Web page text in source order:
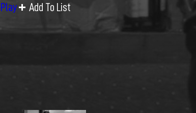
Play
Add To List